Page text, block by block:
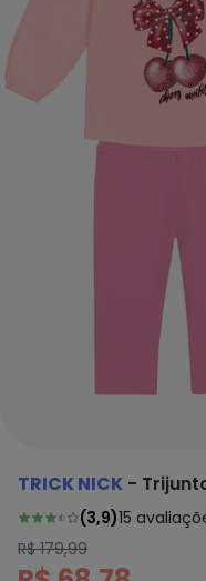
TRICK NICK -
(3,9)15
R$ 179,99